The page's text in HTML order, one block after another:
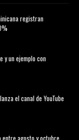
registran
y un ejemplo con
el canal de YouTube
entre agosto y octubre